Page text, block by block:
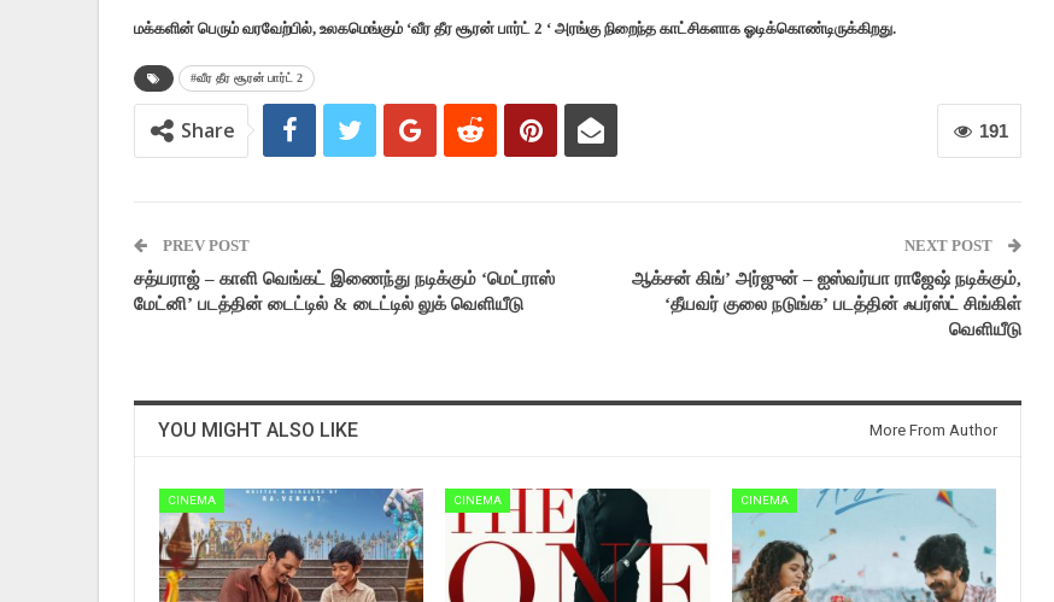
மக்களின் பெரும் வரவேற்பில், உலகமெங்கும் ‘வீர தீர சூரன் பார்ட் 2 ‘ அரங்கு நிறைந்த காட்சிகளாக ஓடிக்கொண்டிருக்கிறது.
#வீர தீர சூரன் பார்ட் 2
191
Share
PREV POST
சத்யராஜ் – காளி வெங்கட் இணைந்து நடிக்கும் ‘மெட்ராஸ்
மேட்னி’ படத்தின் டைட்டில் & டைட்டில் லுக் வெளியீடு
NEXT POST
ஆக்சன் கிங்’ அர்ஜுன் – ஐஸ்வர்யா ராஜேஷ் நடிக்கும்,
‘தீயவர் குலை நடுங்க’ படத்தின் ஃபர்ஸ்ட் சிங்கிள்
வெளியீடு
YOU MIGHT ALSO LIKE More From Author
CINEMA CINEMA CINEMA